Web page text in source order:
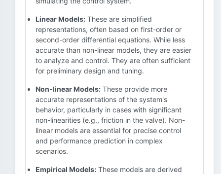
Linear Models: These are simplified
representations, often based on first-order or
second-order differential equations. While less
accurate than non-linear models, they are easier
to analyze and control. They are often sufficient
for preliminary design and tuning.
Non-linear Models: These provide more
accurate representations of the system's
behavior, particularly in cases with significant
non-linearities (e.g., friction in the valve). Non-
linear models are essential for precise control
and performance prediction in complex
scenarios.
Empirical Models: These models are derived